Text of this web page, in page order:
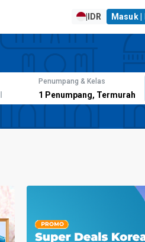
| IDR Masuk
Penumpang & Kelas
1 Penumpang, Termurah